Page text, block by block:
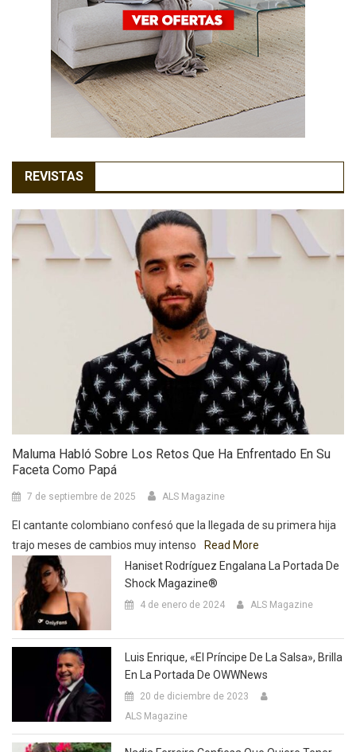
REVISTAS
Maluma Habló Sobre Los Retos Que Ha Enfrentado En Su
Faceta Como Papá
7 de septiembre de 2025 ALS Magazine
El cantante colombiano confesó que la llegada de su primera hija
trajo meses de cambios muy intenso
Read More
Haniset Rodríguez Engalana La Portada De
Shock Magazine®
4 de enero de 2024 ALS Magazine
Luis Enrique, «El Príncipe De La Salsa», Brilla
En La Portada De OWWNews
20 de diciembre de 2023
ALS Magazine